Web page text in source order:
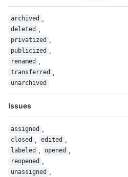
archived ,
deleted ,
privatized ,
publicized ,
renamed ,
transferred ,
unarchived
Issues
assigned ,
closed , edited ,
labeled , opened ,
reopened ,
unassigned ,